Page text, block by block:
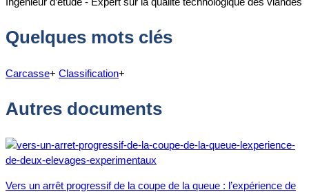
Quelques mots clés
Carcasse+ Classification+
Autres documents
Vers un arrêt progressif de la coupe de la queue : l’expérience de